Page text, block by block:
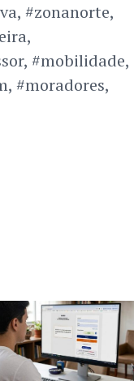
#zonanorte,
#mobilidade,
#moradores,